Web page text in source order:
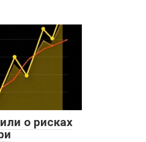
о рисках